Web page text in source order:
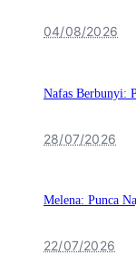
04/08/2026
Nafas Berbunyi:
28/07/2026
Melena: Punca
22/07/2026